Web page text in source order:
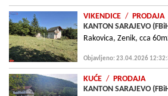
VIKENDICE / PRODAJA
KANTON SARAJEVO
Rakovica, Zenik, cca
Objavljeno: 23.04.2026
KUĆE / PRODAJA
KANTON SARAJEVO